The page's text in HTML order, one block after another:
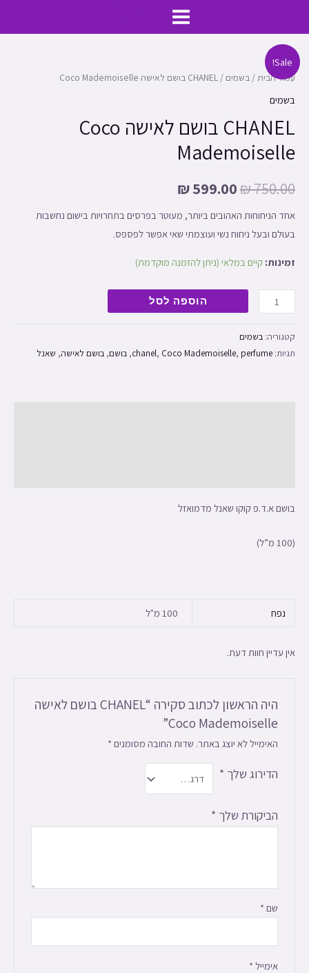
MAIN
MENU
Sale!
עמוד הבית/ בשמים / CHANEL בושם לאישה Coco Mademoiselle
בשמים
CHANEL בושם לאישה Coco
Mademoiselle
₪750.00
₪599.00
אחד הניחוחות האהובים ביותר, מעוטר בפרסים בתחרויות בישום נחשבות
בעולם ובעל ניחוח נשי ועוצמתי שאי אפשר לפספס.
זמינות: קיים במלאי (ניתן להזמנה מוקדמת)
כמות
של
CHANEL
לאישה
Coco
הוספה לסל
קטגוריה: בשמים
תגיות:
chanel, Coco Mademoiselle, perfume
, בושם, בושם לאישה, שאנל
בושם א.ד.פ קוקו שאנל מדמואזל
(100 מ”ל)
נפח 100 מ"ל
אין עדיין חוות דעת.
היה הראשון לכתוב סקירה “CHANEL בושם לאישה
Coco Mademoiselle”
האימייל לא יוצג באתר. שדות החובה מסומנים *
הדירוג שלך *
הביקורת שלך *
שם *
אימייל *